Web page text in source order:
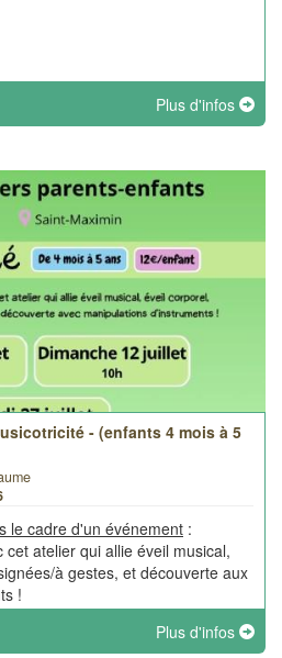
Plus d'infos
- (enfants 4 mois à 5
le cadre d'un événement :
atelier qui allie éveil musical,
à gestes, et découverte aux
!
Plus d'infos